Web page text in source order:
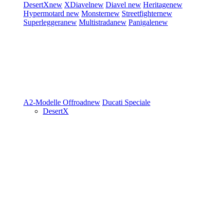
DesertXnew XDiavelnew Diavel new Heritagenew
Hypermotard new Monsternew Streetfighternew
Superleggeranew Multistradanew Panigalenew
A2-Modelle Offroadnew Ducati Speciale
DesertX